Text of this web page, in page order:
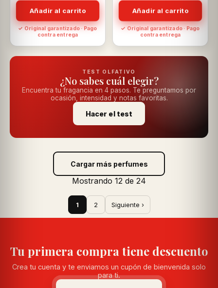
Añadir al carrito
✓ Original garantizado · Pago
contra entrega
Añadir al carrito
✓ Original garantizado · Pago
contra entrega
TEST OLFATIVO
¿No sabes cuál elegir?
Encuentra tu fragancia en 4 pasos. Te preguntamos por
ocasión, intensidad y notas favoritas.
Hacer el test
Cargar más perfumes
Mostrando 12 de 24
1 2 Siguiente ›
Tu primera compra tiene descuento
Crea tu cuenta y te enviamos un cupón de bienvenida solo
para ti.